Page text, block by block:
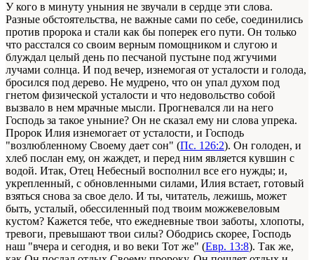
У кого в минуту уныния не звучали в сердце эти слова.
Разные обстоятельства, не важные сами по себе, соединились
против пророка и стали как бы поперек его пути. Он только
что расстался со своим верным помощником и слугою и
блуждал целый день по песчаной пустыне под жгучими
лучами солнца. И под вечер, изнемогая от усталости и голода,
бросился под дерево. Не мудрено, что он упал духом под
гнетом физической усталости и что недовольство собой
вызвало в нем мрачные мысли. Прогневался ли на него
Господь за такое уныние? Он не сказал ему ни слова упрека.
Пророк Илия изнемогает от усталости, и Господь
"возлюбленному Своему дает сон" (Пс. 126:2). Он голоден, и
хлеб послан ему, он жаждет, и перед ним является кувшин с
водой. Итак, Отец Небесный восполнил все его нужды; и,
укрепленный, с обновленными силами, Илия встает, готовый
взяться снова за свое дело. И ты, читатель, лежишь, может
быть, усталый, обессиленный под твоим можжевеловым
кустом? Кажется тебе, что ежедневные твои заботы, хлопоты,
тревоги, превышают твои силы? Ободрись скорее, Господь
наш "вчера и сегодня, и во веки Тот же" (Евр. 13:8). Так же,